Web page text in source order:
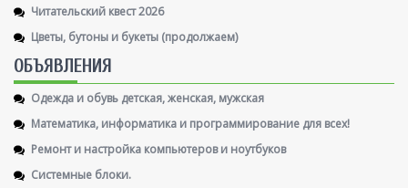
Читательский квест 2026
Цветы, бутоны и букеты (продолжаем)
ОБЪЯВЛЕНИЯ
Одежда и обувь детская, женская, мужская
Математика, информатика и программирование для всех!
Ремонт и настройка компьютеров и ноутбуков
Системные блоки.